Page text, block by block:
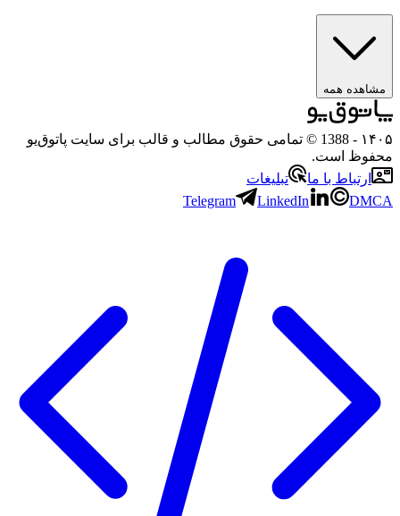
مشاهده همه
۱۴۰۵
- 1388 © تمامی حقوق مطالب و قالب برای سایت پاتوق‌یو
محفوظ است.
ارتباط با ما
تبلیغات
Telegram
LinkedIn DMCA